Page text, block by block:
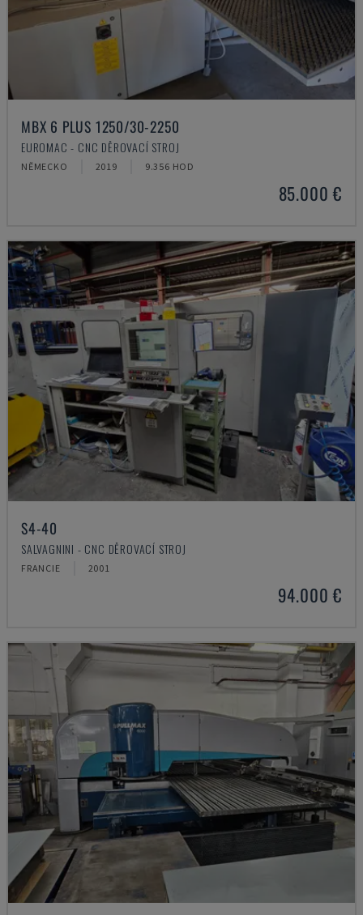
MBX 6 PLUS 1250/30-2250
EUROMAC - CNC DĚROVACÍ STROJ
NĚMECKO 2019 9.356 HOD
85.000 €
S4-40
SALVAGNINI - CNC DĚROVACÍ STROJ
FRANCIE 2001
94.000 €